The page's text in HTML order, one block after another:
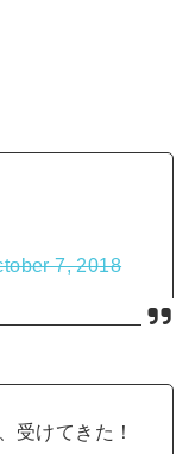
7, 2018
受けてきた！